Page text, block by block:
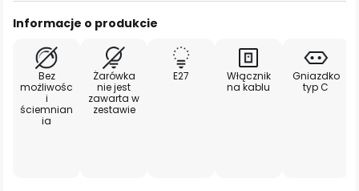
Informacje o produkcie
Bez
możliwośc
i
ściemnian
ia
Żarówka
nie jest
zawarta w
zestawie
E27
Włącznik
na kablu
Gniazdko
typ C